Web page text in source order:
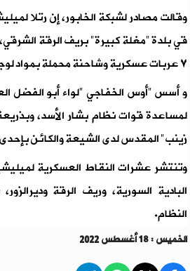
وقالت مصادر لشبكة الخابور، إن رتلا
قي بلدة "مغلة كبيرة" بريف الرقة
٧ عربات عسكرية وشاحنة محملة بمواد لوجستية.
لمساعدة قوات نظام بشار الأسد،
زينب" المقدس لدى الشيعة والكائن
وتنتشر عشرات النقاط العسكرية
البادية السورية، وريف الرقة
النظام.
الخميس : 18 أغسطس 2022